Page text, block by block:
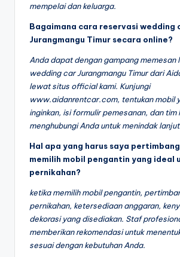
mempelai dan keluarga.
Bagaimana cara reservasi wedding
Jurangmangu Timur secara online?
Anda dapat dengan gampang memesan
wedding car Jurangmangu Timur dari
lewat situs official kami. Kunjungi
www.aidanrentcar.com, tentukan mobil
inginkan, isi formulir pemesanan, dan tim
menghubungi Anda untuk menindak
Hal apa yang harus saya
memilih mobil pengantin yang ideal
pernikahan?
ketika memilih mobil pengantin,
pernikahan, ketersediaan anggaran,
dekorasi yang disediakan. Staf
memberikan rekomendasi untuk
sesuai dengan kebutuhan Anda.